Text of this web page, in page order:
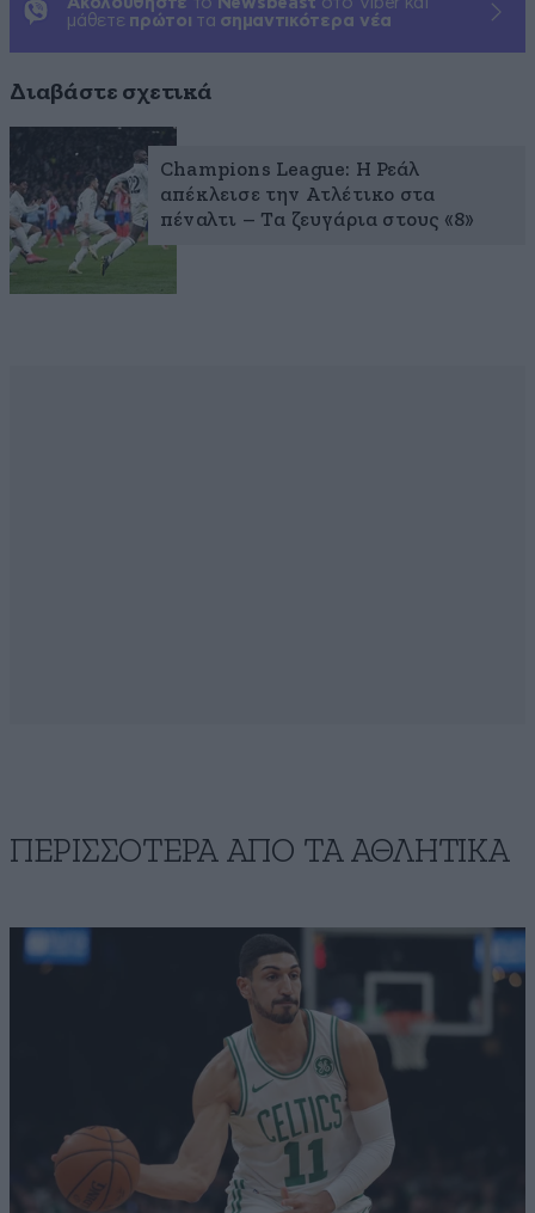
μάθετε πρώτοι τα σημαντικότερα νέα
Διαβάστε σχετικά
Champions League: Η Ρεάλ
απέκλεισε την Ατλέτικο στα
πέναλτι – Τα ζευγάρια στους «8»
ΠΕΡΙΣΣΟΤΕΡΑ ΑΠΟ ΤA ΑΘΛΗΤΙΚΑ